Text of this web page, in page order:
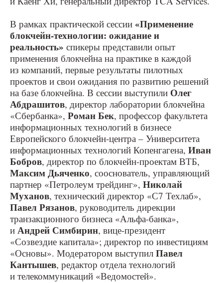
В рамках практической сессии «Применение
блокчейн-технологии: ожидание и
реальность» спикеры представили опыт
применения блокчейна на практике в каждой
из компаний, первые результаты пилотных
проектов и свои ожидания по развитию решений
на базе блокчейна. В сессии выступили Олег
Абдрашитов, директор лаборатории блокчейна
«Сбербанка», Роман Бек, профессор факультета
информационных технологий в бизнесе
Европейского блокчейн-центра – Университета
информационных технологий Копенгагена, Иван
Бобров, директор по блокчейн-проектам ВТБ,
Максим Дьяченко, сооснователь, управляющий
партнер «Петролеум трейдинг», Николай
Муханов, технический директор «С7 Техлаб»,
Павел Рязанов, руководитель дирекции
транзакционного бизнеса «Альфа-банка»,
и Андрей Симбирин, вице-президент
«Созвездие капитала»; директор по инвестициям
«Основы». Модератором выступил Павел
Кантышев, редактор отдела технологий
и телекоммуникаций «Ведомостей».